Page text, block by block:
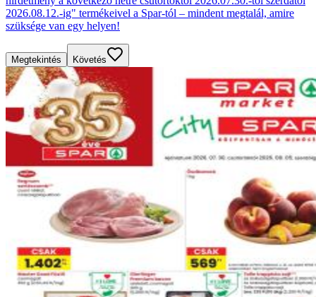
2026.08.12.-ig" termékeivel a Spar-tól – mindent megtalál, amire
szüksége van egy helyen!
Megtekintés Követés